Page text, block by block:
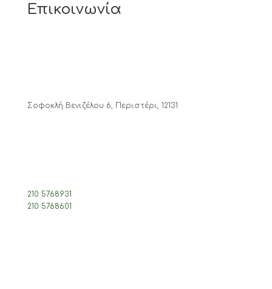
Επικοινωνία
Σοφοκλή Βενιζέλου 6, Περιστέρι, 12131
210 5768931
210 5768601